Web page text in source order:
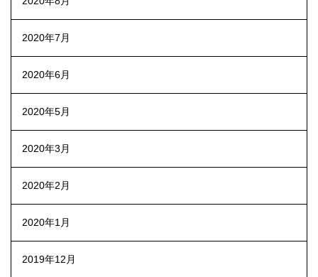
2020年7月
2020年6月
2020年5月
2020年3月
2020年2月
2020年1月
2019年12月